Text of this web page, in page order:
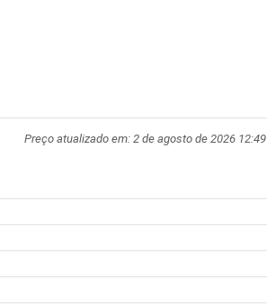
Preço atualizado em:2 de agosto de 2026 12:49